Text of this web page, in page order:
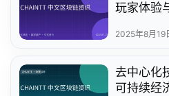
玩家体验
2025年8月19
去中心化
可持续经